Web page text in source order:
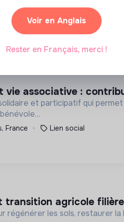
France Associations
vie associative :
et participatif qui
France Lien social
transition agricole
régénérer les sols, restaurer
Voir en Anglais
Rester en Français, merci !